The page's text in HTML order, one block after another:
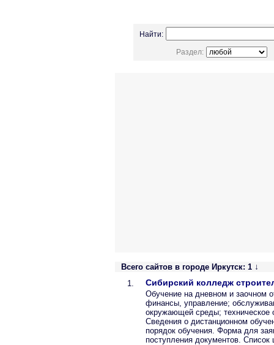
Найти:
Раздел:
Всего сайтов в городе Иркутск: 1 ↓
1.
Сибирский колледж
Обучение на дневном и заочном
финансы, управление;
окружающей среды; техническое
Сведения о дистанционном
порядок обучения. Форма для
поступления документов.